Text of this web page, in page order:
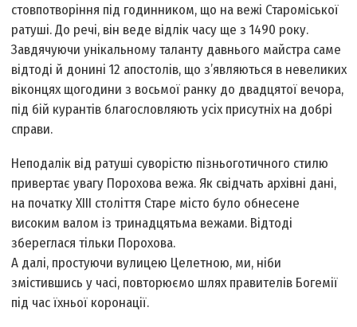
стовпотворіння під годинником, що на вежі Староміської
ратуші. До речі, він веде відлік часу ще з 1490 року.
Завдячуючи унікальному таланту давнього майстра саме
відтоді й донині 12 апостолів, що з’являються в невеликих
віконцях щогодини з восьмої ранку до двадцятої вечора,
під бій курантів благословляють усіх присутніх на добрі
справи.
Неподалік від ратуші суворістю пізньоготичного стилю
привертає увагу Порохова вежа. Як свідчать архівні дані,
на початку XIII століття Старе місто було обнесене
високим валом із тринадцятьма вежами. Відтоді
збереглася тільки Порохова.
А далі, простуючи вулицею Целетною, ми, ніби
змістившись у часі, повторюємо шлях правителів Богемії
під час їхньої коронації.